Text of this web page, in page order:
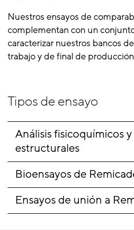
Nuestros ensayos de
complementan con un
caracterizar nuestros bancos
trabajo y de final de
Tipos de ensayo
Análisis fisicoquímicos y
estructurales
Bioensayos de
Ensayos de unión a